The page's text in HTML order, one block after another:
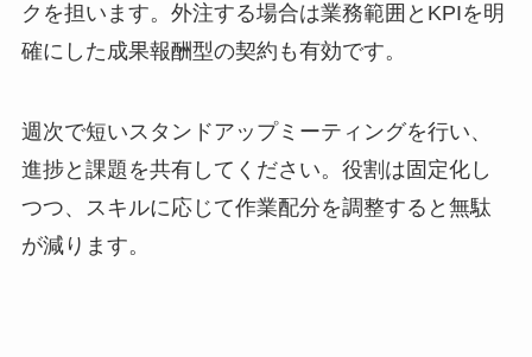
クを担います。外注する場合は業務範囲とKPIを明
確にした成果報酬型の契約も有効です。
週次で短いスタンドアップミーティングを行い、
進捗と課題を共有してください。役割は固定化し
つつ、スキルに応じて作業配分を調整すると無駄
が減ります。